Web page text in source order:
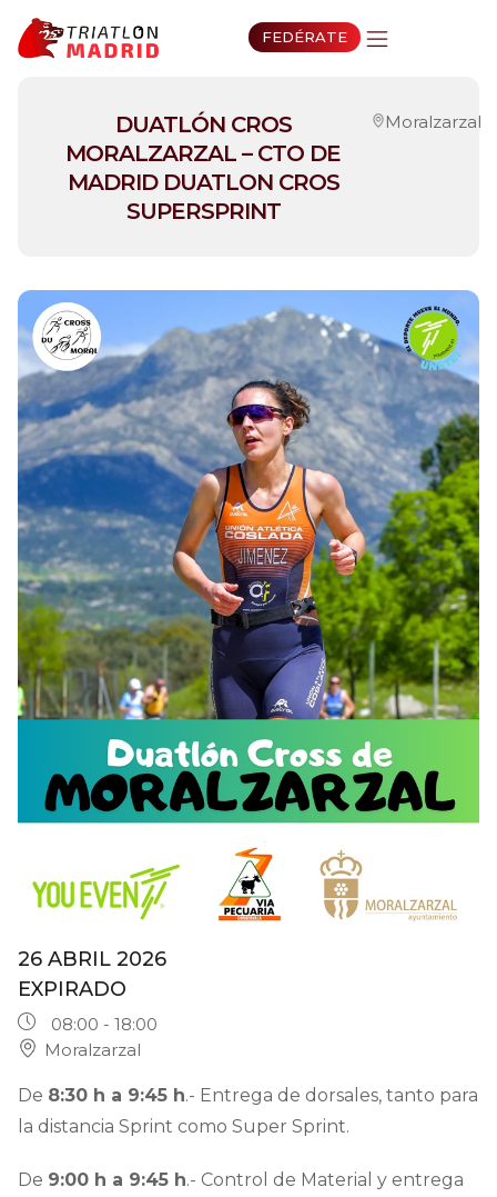
FEDÉRATE
DUATLÓN CROS
MORALZARZAL – CTO DE
MADRID DUATLON CROS
SUPERSPRINT
Moralzarzal
26 ABRIL 2026
EXPIRADO
08:00 - 18:00
Moralzarzal
De 8:30 h a 9:45 h.- Entrega de dorsales, tanto para
la distancia Sprint como Super Sprint.
De 9:00 h a 9:45 h.- Control de Material y entrega